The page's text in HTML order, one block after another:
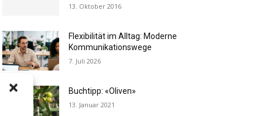
13. Oktober 2016
Flexibilität im Alltag: Moderne
Kommunikationswege
7. Juli 2026
Buchtipp: «Oliven»
13. Januar 2021